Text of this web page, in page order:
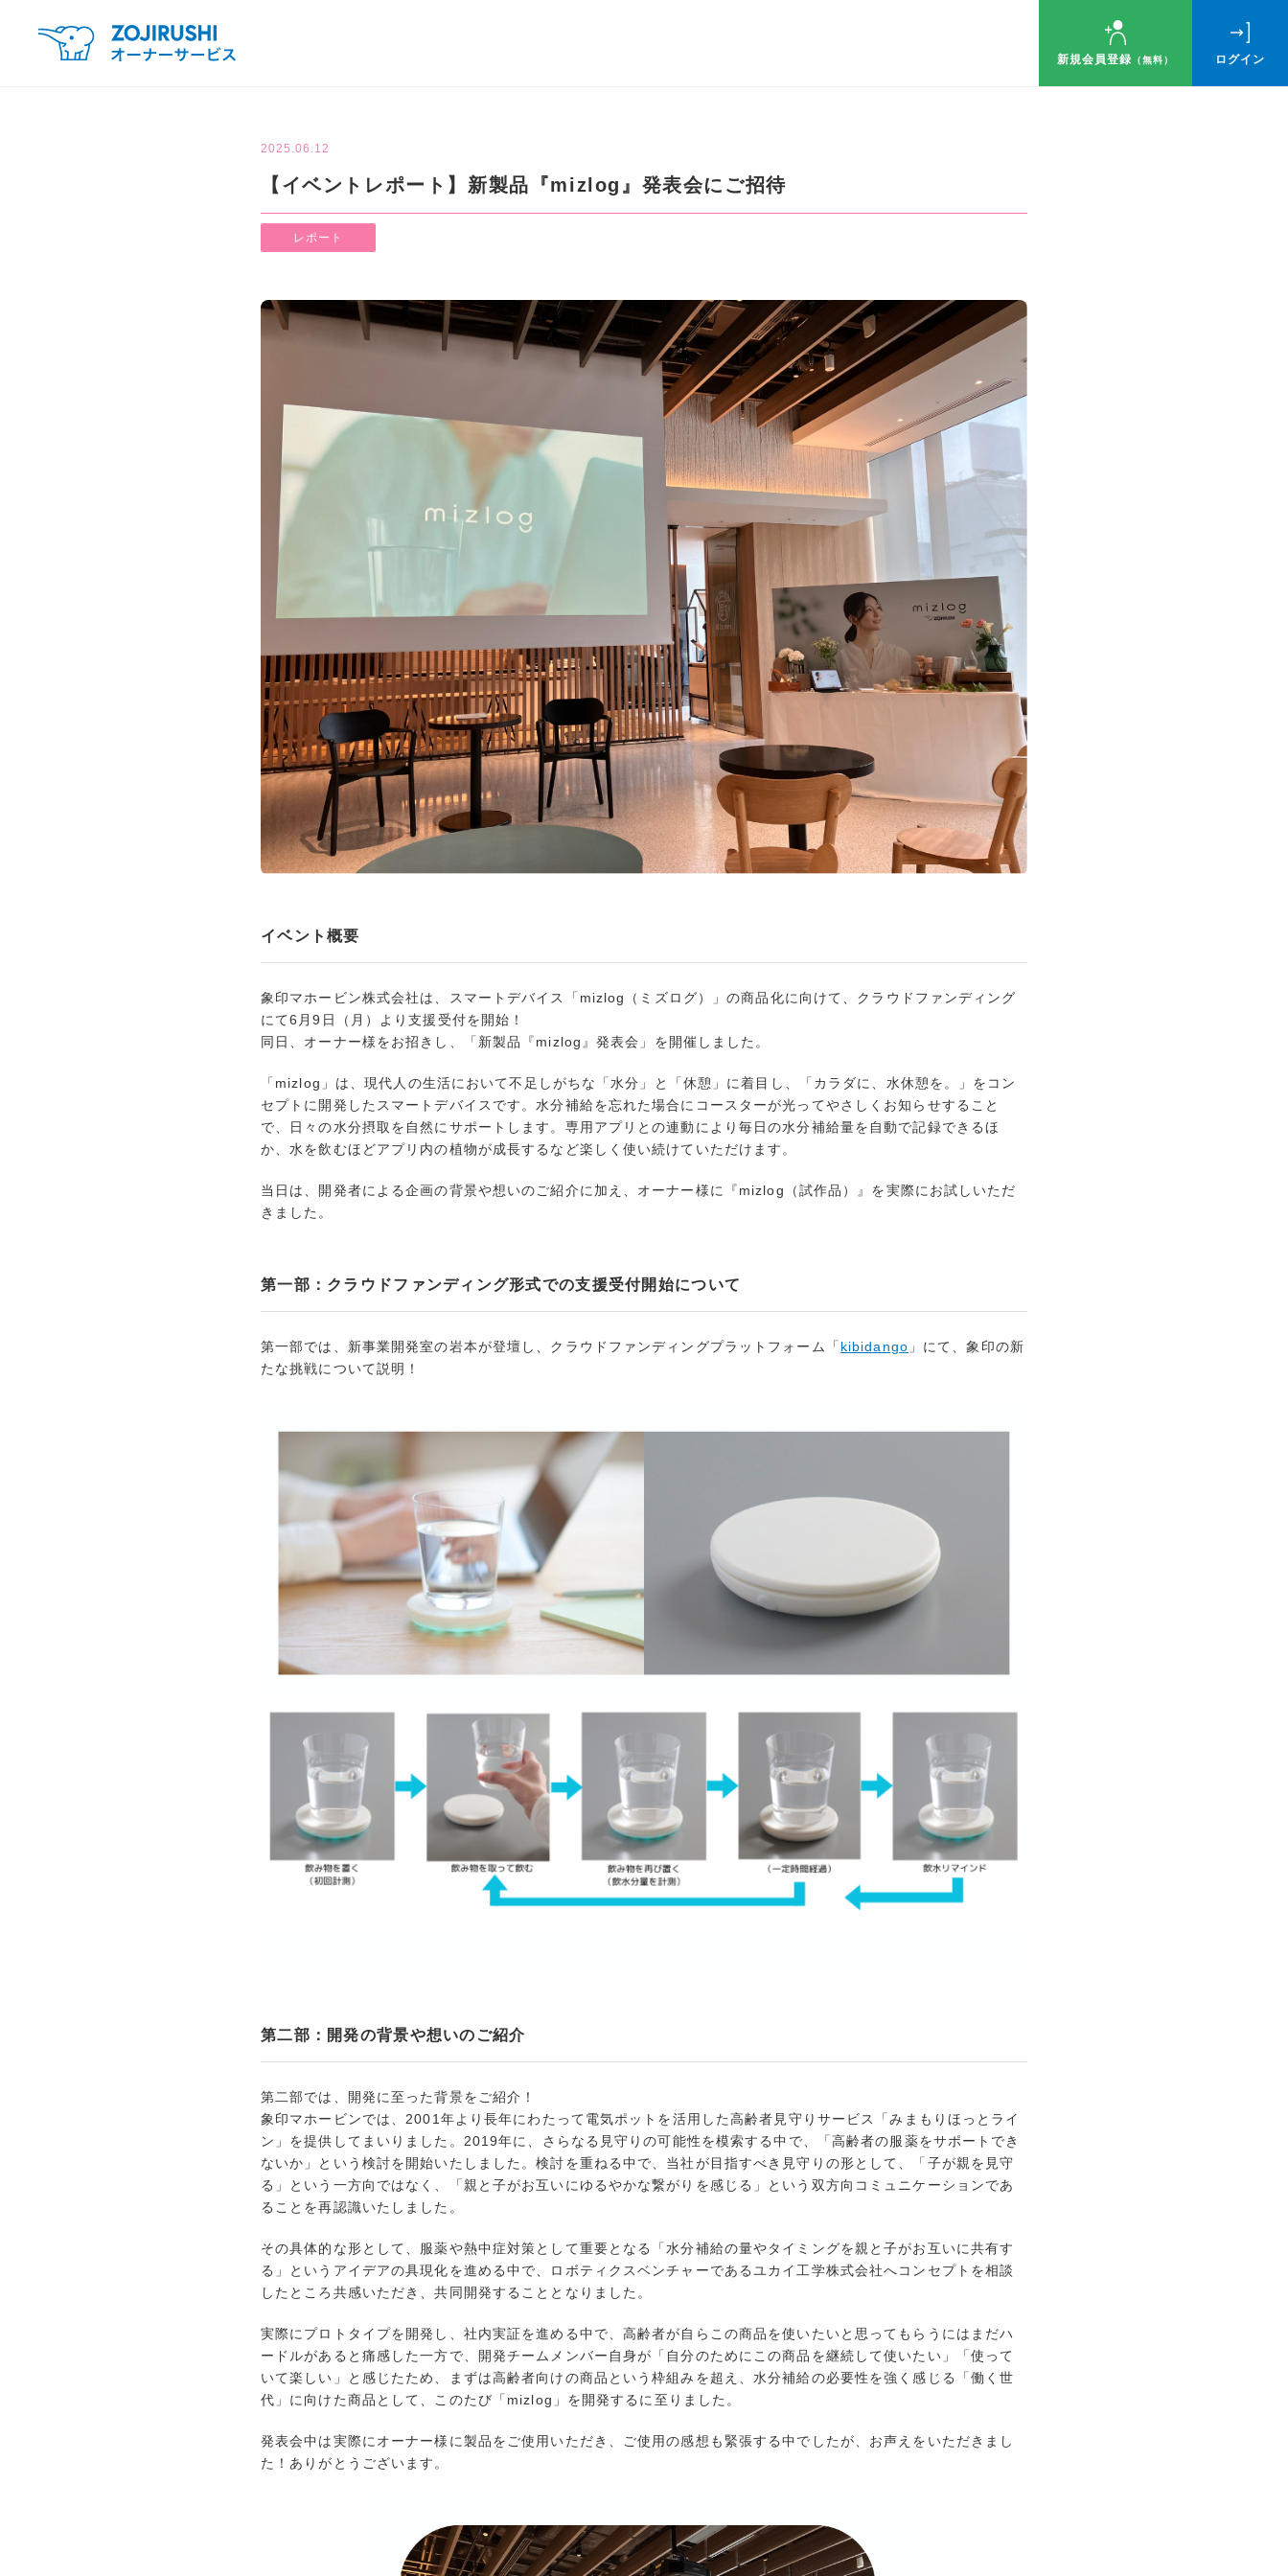
新規会員登録 （無料） ログイン
2025.06.12
【イベントレポート】新製品『mizlog』発表会にご招待
レポート
イベント概要
象印マホービン株式会社は、スマートデバイス「mizlog（ミズログ）」の商品化に向けて、クラウドファンディング
にて6月9日（月）より支援受付を開始！
同日、オーナー様をお招きし、「新製品『mizlog』発表会」を開催しました。
「mizlog」は、現代人の生活において不足しがちな「水分」と「休憩」に着目し、「カラダに、水休憩を。」をコン
セプトに開発したスマートデバイスです。水分補給を忘れた場合にコースターが光ってやさしくお知らせすること
で、日々の水分摂取を自然にサポートします。専用アプリとの連動により毎日の水分補給量を自動で記録できるほ
か、水を飲むほどアプリ内の植物が成長するなど楽しく使い続けていただけます。
当日は、開発者による企画の背景や想いのご紹介に加え、オーナー様に『mizlog（試作品）』を実際にお試しいただ
きました。
第一部：クラウドファンディング形式での支援受付開始について
第一部では、新事業開発室の岩本が登壇し、クラウドファンディングプラットフォーム「 kibidango 」にて、象印の新
たな挑戦について説明！
第二部：開発の背景や想いのご紹介
第二部では、開発に至った背景をご紹介！
象印マホービンでは、2001年より長年にわたって電気ポットを活用した高齢者見守りサービス「みまもりほっとライ
ン」を提供してまいりました。2019年に、さらなる見守りの可能性を模索する中で、「高齢者の服薬をサポートでき
ないか」という検討を開始いたしました。検討を重ねる中で、当社が目指すべき見守りの形として、「子が親を見守
る」という一方向ではなく、「親と子がお互いにゆるやかな繋がりを感じる」という双方向コミュニケーションであ
ることを再認識いたしました。
その具体的な形として、服薬や熱中症対策として重要となる「水分補給の量やタイミングを親と子がお互いに共有す
る」というアイデアの具現化を進める中で、ロボティクスベンチャーであるユカイ工学株式会社へコンセプトを相談
したところ共感いただき、共同開発することとなりました。
実際にプロトタイプを開発し、社内実証を進める中で、高齢者が自らこの商品を使いたいと思ってもらうにはまだハ
ードルがあると痛感した一方で、開発チームメンバー自身が「自分のためにこの商品を継続して使いたい」「使って
いて楽しい」と感じたため、まずは高齢者向けの商品という枠組みを超え、水分補給の必要性を強く感じる「働く世
代」に向けた商品として、このたび「mizlog」を開発するに至りました。
発表会中は実際にオーナー様に製品をご使用いただき、ご使用の感想も緊張する中でしたが、お声えをいただきまし
た！ありがとうございます。